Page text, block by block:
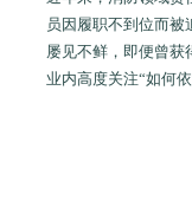
员因履职不到位而被
屡见不鲜，即便曾获
业内高度关注“如何